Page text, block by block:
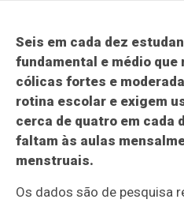
Seis em cada dez
fundamental e médio
cólicas fortes e
rotina escolar e exigem
cerca de quatro em cada
faltam às aulas
menstruais.
Os dados são de pesquisa